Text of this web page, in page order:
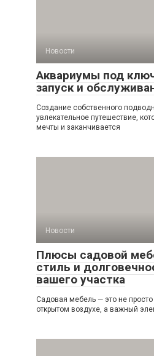
Новости
Аквариумы под
запуск и
Создание собственного
увлекательное путешествие,
мечты и заканчивается
Новости
Плюсы садовой
стиль и
вашего участка
Садовая мебель — это не
открытом воздухе, а важный